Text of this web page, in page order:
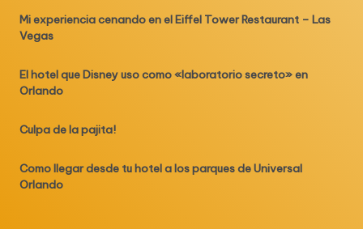
Mi experiencia cenando en el Eiffel Tower Restaurant – Las
Vegas
El hotel que Disney uso como «laboratorio secreto» en
Orlando
Culpa de la pajita!
Como llegar desde tu hotel a los parques de Universal
Orlando